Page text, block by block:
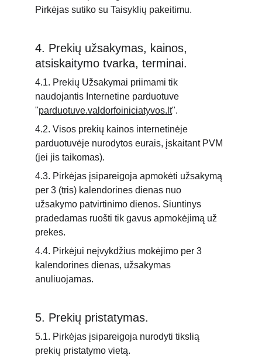
Pirkėjas sutiko su Taisyklių pakeitimu.
4. Prekių užsakymas, kainos,
atsiskaitymo tvarka, terminai.
4.1. Prekių Užsakymai priimami tik
naudojantis Internetine parduotuve
"parduotuve.valdorfoiniciatyvos.lt".
4.2. Visos prekių kainos internetinėje
parduotuvėje nurodytos eurais, įskaitant PVM
(jei jis taikomas).
4.3. Pirkėjas įsipareigoja apmokėti užsakymą
per 3 (tris) kalendorines dienas nuo
užsakymo patvirtinimo dienos. Siuntinys
pradedamas ruošti tik gavus apmokėjimą už
prekes.
4.4. Pirkėjui neįvykdžius mokėjimo per 3
kalendorines dienas, užsakymas
anuliuojamas.
5. Prekių pristatymas.
5.1. Pirkėjas įsipareigoja nurodyti tikslią
prekių pristatymo vietą.